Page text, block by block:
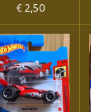
€ 2,50